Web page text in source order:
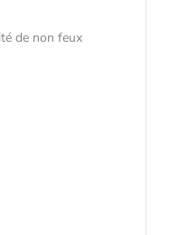
de non feux